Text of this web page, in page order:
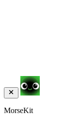
MorseKit